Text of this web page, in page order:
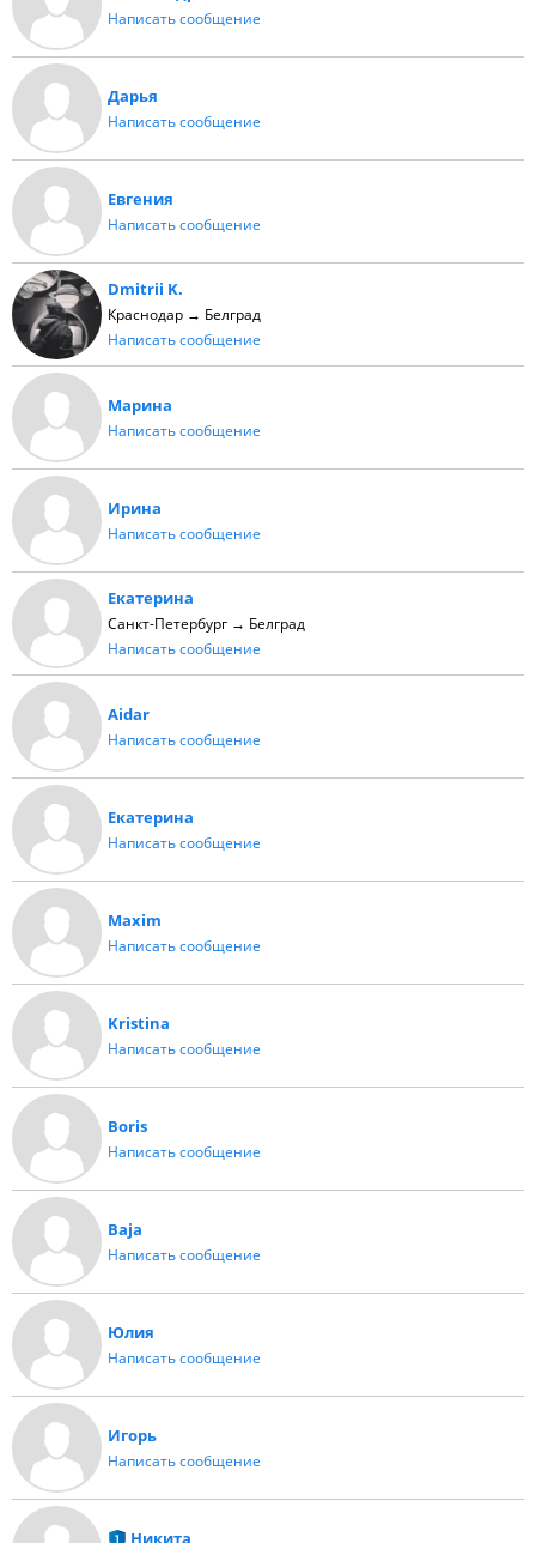
Написать сообщение
Дарья
Написать сообщение
Евгения
Написать сообщение
Dmitrii K.
Краснодар → Белград
Написать сообщение
Марина
Написать сообщение
Ирина
Написать сообщение
Екатерина
Санкт-Петербург → Белград
Написать сообщение
Aidar
Написать сообщение
Екатерина
Написать сообщение
Maxim
Написать сообщение
Kristina
Написать сообщение
Boris
Написать сообщение
Baja
Написать сообщение
Юлия
Написать сообщение
Игорь
Написать сообщение
Никита